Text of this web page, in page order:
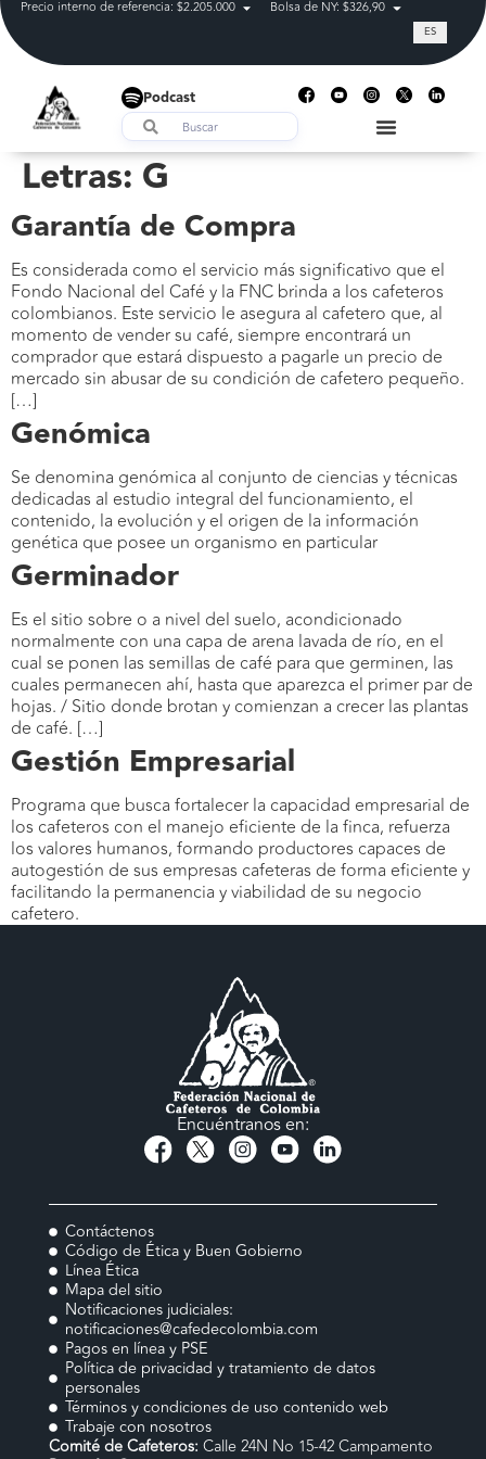
Precio interno de referencia: $2.205.000 Bolsa de NY: $326,90 Tasa de
ES
Podcast
Letras: G
Garantía de Compra
Es considerada como el servicio más significativo que el
Fondo Nacional del Café y la FNC brinda a los cafeteros
colombianos. Este servicio le asegura al cafetero que, al
momento de vender su café, siempre encontrará un
comprador que estará dispuesto a pagarle un precio de
mercado sin abusar de su condición de cafetero pequeño.
[…]
Genómica
Se denomina genómica al conjunto de ciencias y técnicas
dedicadas al estudio integral del funcionamiento, el
contenido, la evolución y el origen de la información
genética que posee un organismo en particular
Germinador
Es el sitio sobre o a nivel del suelo, acondicionado
normalmente con una capa de arena lavada de río, en el
cual se ponen las semillas de café para que germinen, las
cuales permanecen ahí, hasta que aparezca el primer par de
hojas. / Sitio donde brotan y comienzan a crecer las plantas
de café. […]
Gestión Empresarial
Programa que busca fortalecer la capacidad empresarial de
los cafeteros con el manejo eficiente de la finca, refuerza
los valores humanos, formando productores capaces de
autogestión de sus empresas cafeteras de forma eficiente y
facilitando la permanencia y viabilidad de su negocio
cafetero.
Encuéntranos en:
Contáctenos
Código de Ética y Buen Gobierno
Línea Ética
Mapa del sitio
Notificaciones judiciales:
notificaciones@cafedecolombia.com
Pagos en línea y PSE
Política de privacidad y tratamiento de datos
personales
Términos y condiciones de uso contenido web
Trabaje con nosotros
Comité de Cafeteros: Calle 24N No 15-42 Campamento